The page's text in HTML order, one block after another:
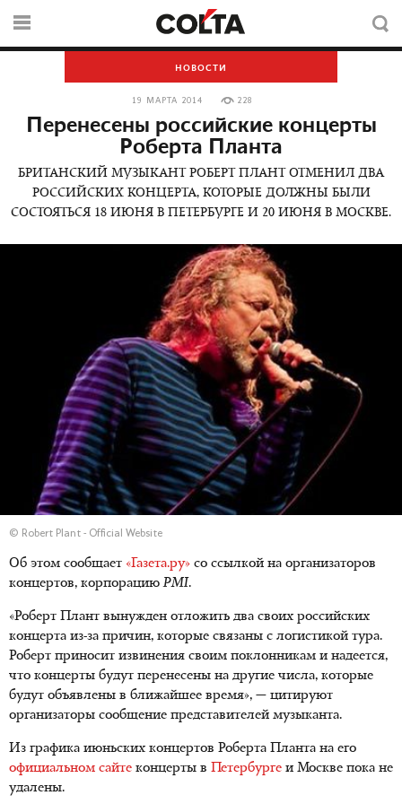
НОВОСТИ
19 МАРТА 2014 228
Перенесены российские концерты
Роберта Планта
БРИТАНСКИЙ МУЗЫКАНТ РОБЕРТ ПЛАНТ ОТМЕНИЛ ДВА
РОССИЙСКИХ КОНЦЕРТА, КОТОРЫЕ ДОЛЖНЫ БЫЛИ
СОСТОЯТЬСЯ 18 ИЮНЯ В ПЕТЕРБУРГЕ И 20 ИЮНЯ В МОСКВЕ.
© Robert Plant - Official Website
Об этом сообщает «Газета.ру» со ссылкой на организаторов
концертов, корпорациюPMI.
«Роберт Плант вынужден отложить два своих российских
концерта из-за причин, которые связаны с логистикой тура.
Роберт приносит извинения своим поклонникам и надеется,
что концерты будут перенесены на другие числа, которые
будут объявлены в ближайшее время», — цитируют
организаторы сообщение представителей музыканта.
Из графика июньских концертов Роберта Планта на его
официальном сайте концерты в Петербурге и Москве пока не
удалены.